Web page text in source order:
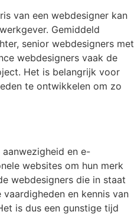
van een webdesigner kan
Gemiddeld
senior webdesigners met
webdesigners vaak de
Het is belangrijk voor
te ontwikkelen om zo
en e-
websites om hun merk
webdesigners die in staat
en kennis van
is dus een gunstige tijd